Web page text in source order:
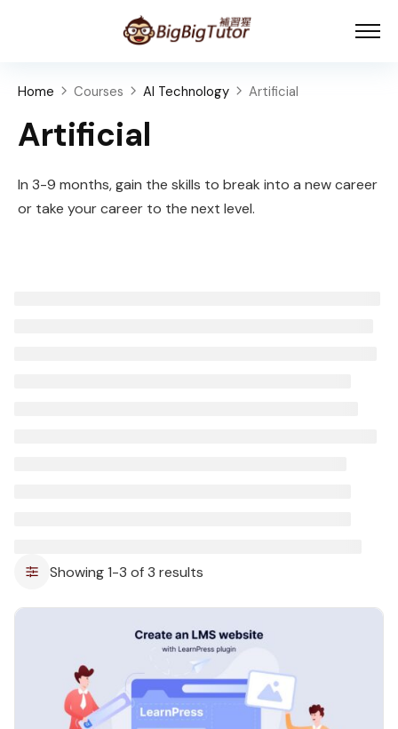
Home Courses AI Technology Artificial
Artificial
In 3-9 months, gain the skills to break into a new career
or take your career to the next level.
Showing 1-3 of 3 results